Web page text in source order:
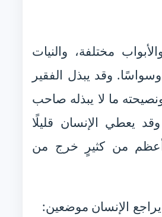
مختلفة، والنيات
وقد يبذل الفقير
ما لا يبذله صاحب
يعطي الإنسان قليلًا
أعظم من كثيرٍ خرج من
الإنسان موضعين: